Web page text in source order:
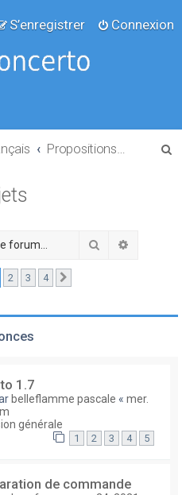
Connexion
S’enregistrer
Rechercher
2 3 4
1.7
belleflamme pascale « mer.
générale
1 2 3 4 5
de commande